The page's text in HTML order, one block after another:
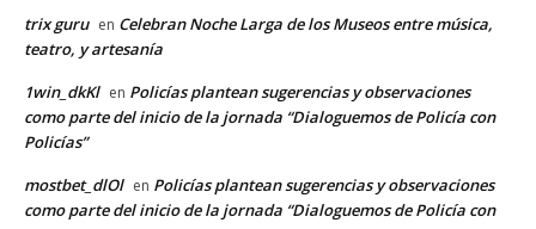
trix guru en Celebran Noche Larga de los Museos entre música,
teatro, y artesanía
1win_dkKl en Policías plantean sugerencias y observaciones
como parte del inicio de la jornada “Dialoguemos de Policía con
Policías”
mostbet_dlOl en Policías plantean sugerencias y observaciones
como parte del inicio de la jornada “Dialoguemos de Policía con